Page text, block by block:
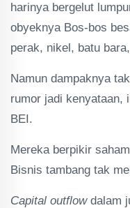
harinya bergelut
obyeknya Bos-bos
perak, nikel, batu
Namun dampaknya
rumor jadi kenyataan,
BEI.
Mereka berpikir
Bisnis tambang tak
Capital outflowdalam